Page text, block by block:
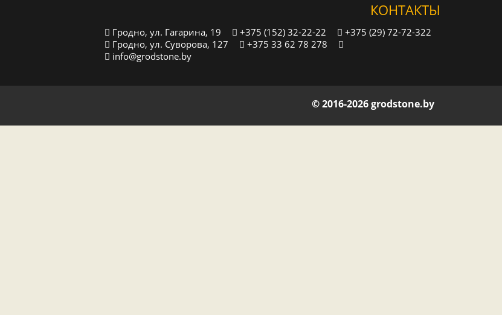
КОНТАКТЫ
Гродно, ул. Гагарина, 19 +375 (152) 32-22-22
+375 (29) 72-72-322
Гродно, ул. Суворова, 127
+375 33 62 78 278
info@grodstone.by
© 2016-2026 grodstone.by